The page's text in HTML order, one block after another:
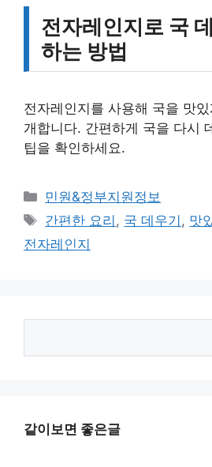
전자레인지로 국
하는 방법
전자레인지를 사용해 국을 맛
개합니다. 간편하게 국을 다시
팁을 확인하세요.
카
테
리
민원&정부지원정보
태
그
간편한 요리 , 국 데우기 , 맛
전자레인지
같이보면 좋은글